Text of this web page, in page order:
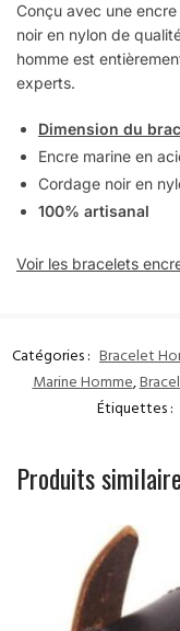
Conçu avec une
noir en nylon de
homme est
experts.
Dimension du
Encre marine en
Cordage noir en
100% artisanal
Voir les bracelets
Catégories : Bracelet
Marine Homme,
Étiquettes :
Produits